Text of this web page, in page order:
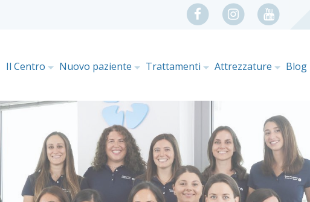
Il Centro Nuovo paziente Trattamenti Attrezzature Blog